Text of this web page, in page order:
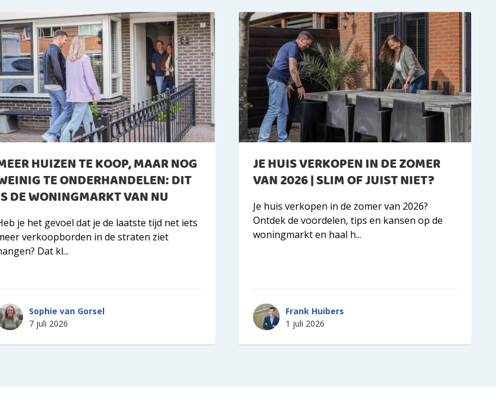
HUIZEN TE KOOP, MAAR NOG
TE ONDERHANDELEN: DIT
DE WONINGMARKT VAN NU
je het gevoel dat je de laatste tijd net iets
verkoopborden in de straten ziet
Dat kl...
Sophie van Gorsel
7 juli 2026
JE HUIS VERKOPEN IN DE ZOMER
VAN 2026 | SLIM OF JUIST NIET?
Je huis verkopen in de zomer van 2026?
Ontdek de voordelen, tips en kansen op de
woningmarkt en haal h...
Frank Huibers
1 juli 2026